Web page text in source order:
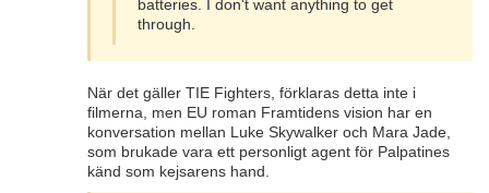
batteries. I don't want anything to get
through.
När det gäller TIE Fighters, förklaras detta inte i
filmerna, men EU roman Framtidens vision har en
konversation mellan Luke Skywalker och Mara Jade,
som brukade vara ett personligt agent för Palpatines
känd som kejsarens hand.